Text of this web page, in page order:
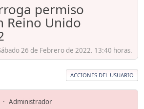
permiso
Reino Unido
26 de Febrero de 2022. 13:40 horas.
ACCIONES DEL USUARIO
Administrador